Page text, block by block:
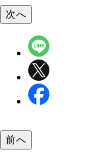
次へ
前へ